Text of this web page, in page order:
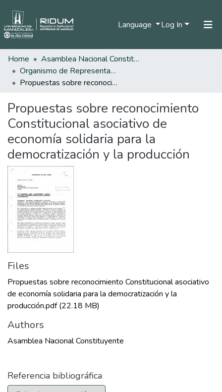
Language Log In
Home
Asamblea Nacional Constituyente
Organismo de Representantes Constituyente
Propuestas sobre reconocimiento Constitucional asociativo de economía solidaria para la democratización y la producción
Propuestas sobre reconocimiento
Constitucional asociativo de
economía solidaria para la
democratización y la producción
Files
Propuestas sobre reconocimiento Constitucional asociativo
de economía solidaria para la democratización y la
producción.pdf(22.18 MB)
Authors
Asamblea Nacional Constituyente
Referencia bibliográfica